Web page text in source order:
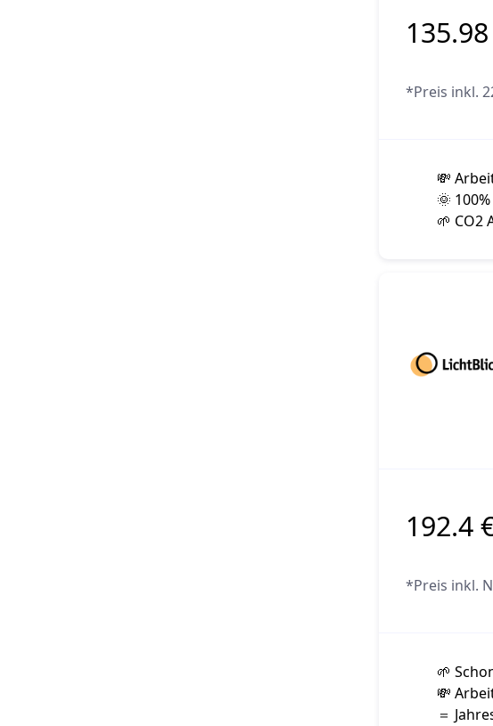
*Preis inkl.
💸
🌞
🌱 CO2
192.4
*Preis inkl.
🌱
💸
＝